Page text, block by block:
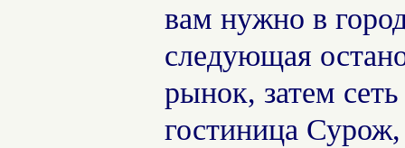
вам нужно в
следующая
рынок, затем
гостиница